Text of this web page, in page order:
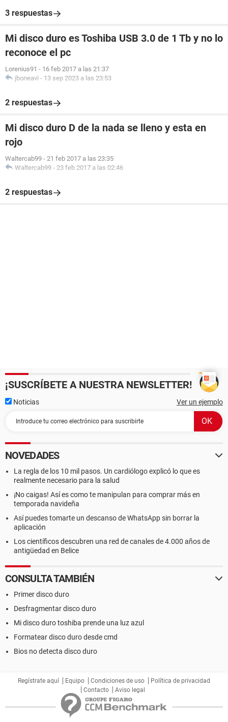
3 respuestas
Mi disco duro es Toshiba USB 3.0 de 1 Tb y no lo
reconoce el pc
Lorenius91 - 16 feb 2017 a las 21:37
jboneavi - 13 sep 2023 a las 23:53
2 respuestas
Mi disco duro D de la nada se lleno y esta en
rojo
Waltercab99 - 21 feb 2017 a las 23:35
Waltercab99 - 23 feb 2017 a las 02:46
2 respuestas
¡SUSCRÍBETE A NUESTRA NEWSLETTER!
Noticias Ver un ejemplo
NOVEDADES
La regla de los 10 mil pasos. Un cardiólogo explicó lo que es
realmente necesario para la salud
¡No caigas! Así es como te manipulan para comprar más en
temporada navideña
Así puedes tomarte un descanso de WhatsApp sin borrar la
aplicación
Los científicos descubren una red de canales de 4.000 años de
antigüedad en Belice
CONSULTA TAMBIÉN
Primer disco duro
Desfragmentar disco duro
Mi disco duro toshiba prende una luz azul
Formatear disco duro desde cmd
Bios no detecta disco duro
Regístrate aquí Equipo Condiciones de uso
Política de privacidad
Contacto
Aviso legal